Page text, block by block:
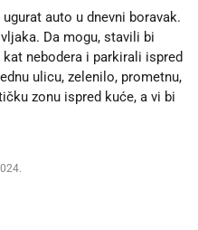
auto u dnevni boravak.
Da mogu, stavili bi
nebodera i parkirali ispred
ulicu, zelenilo, prometnu,
zonu ispred kuće, a vi bi